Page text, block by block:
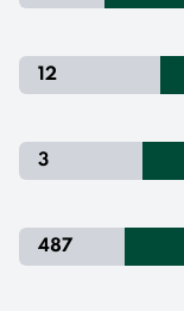
12
3
487